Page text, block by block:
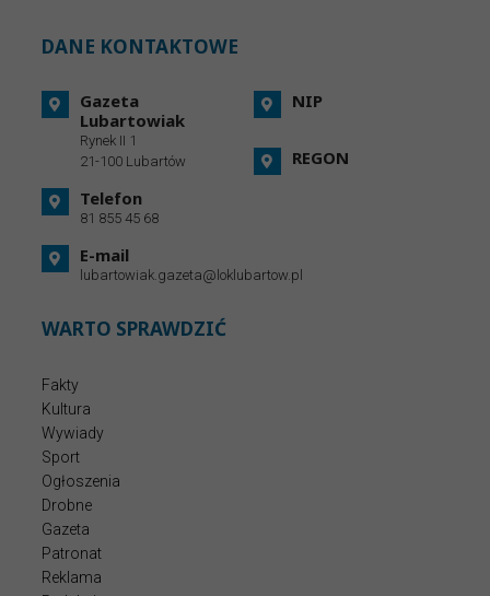
DANE KONTAKTOWE
Gazeta
Lubartowiak
Rynek II 1
21-100 Lubartów
Telefon
81 855 45 68
E-mail
lubartowiak.gazeta@loklubartow.pl
NIP
REGON
WARTO SPRAWDZIĆ
Fakty
Kultura
Wywiady
Sport
Ogłoszenia
Drobne
Gazeta
Patronat
Reklama